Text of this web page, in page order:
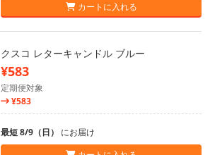
カートに入れる
クスコ レターキャンドル ブルー
¥583
定期便対象
¥583
最短 8/9（日） にお届け